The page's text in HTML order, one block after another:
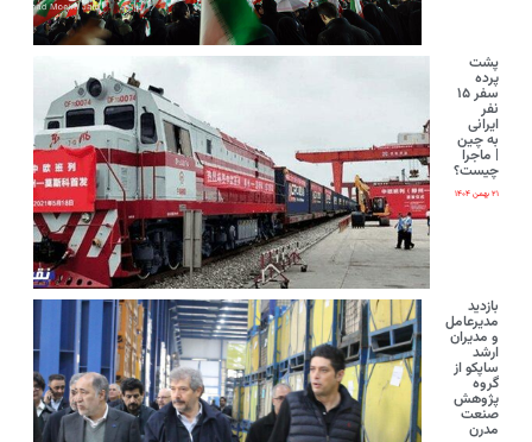
پشت
پرده
سفر ۱۵
نفر
ایرانی‌
به چین
| ماجرا
چیست؟
۲۱ بهمن ۱۴۰۴
بازدید
مدیرعامل
و مدیران
ارشد
ساپکو از
گروه
پژوهش
صنعت
مدرن